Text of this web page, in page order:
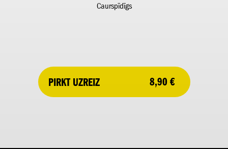
Caurspīdīgs
PIRKT UZREIZ 8,90 €